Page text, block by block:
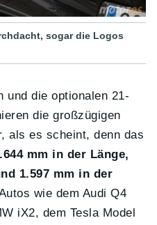
sogar die Logos
und die optionalen 21-
die großzügigen
als es scheint, denn das
mm in der Länge,
1.597 mm in der
wie dem Audi Q4
iX2, dem Tesla Model